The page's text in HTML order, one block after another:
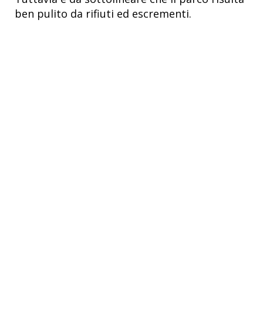
ben pulito da rifiuti ed escrementi.